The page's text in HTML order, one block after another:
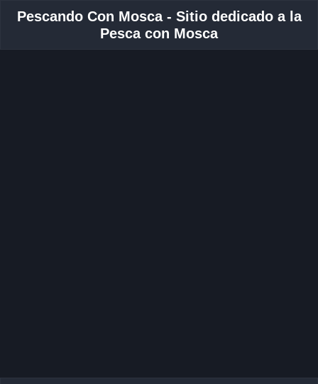
Pescando Con Mosca - Sitio dedicado a la
Pesca con Mosca